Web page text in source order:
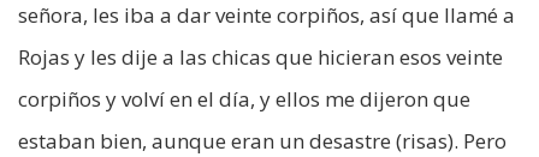
señora, les iba a dar veinte corpiños, así que llamé a
Rojas y les dije a las chicas que hicieran esos veinte
corpiños y volví en el día, y ellos me dijeron que
estaban bien, aunque eran un desastre (risas). Pero